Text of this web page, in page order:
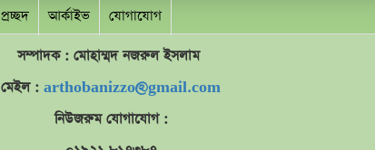
প্রচ্ছদ আর্কাইভ যোগাযোগ
সম্পাদক : মোহাম্মদনজরুলইসলাম
মেইল : arthobanizzo@gmail.com
নিউজরুম যোগাযোগ :